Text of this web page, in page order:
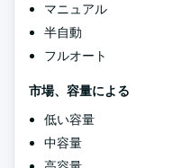
マニュアル
半自動
フルオート
市場、容量による
低い容量
中容量